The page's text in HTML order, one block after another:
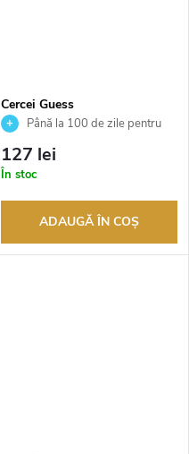
Cercei Guess
JUBE02174JWRHT
Până la 100 de zile pentru
autorizat
127 lei
În stoc
ADAUGĂ ÎN COŞ